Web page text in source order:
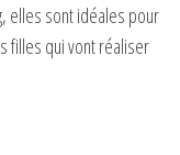
elles sont idéales pour
filles qui vont réaliser